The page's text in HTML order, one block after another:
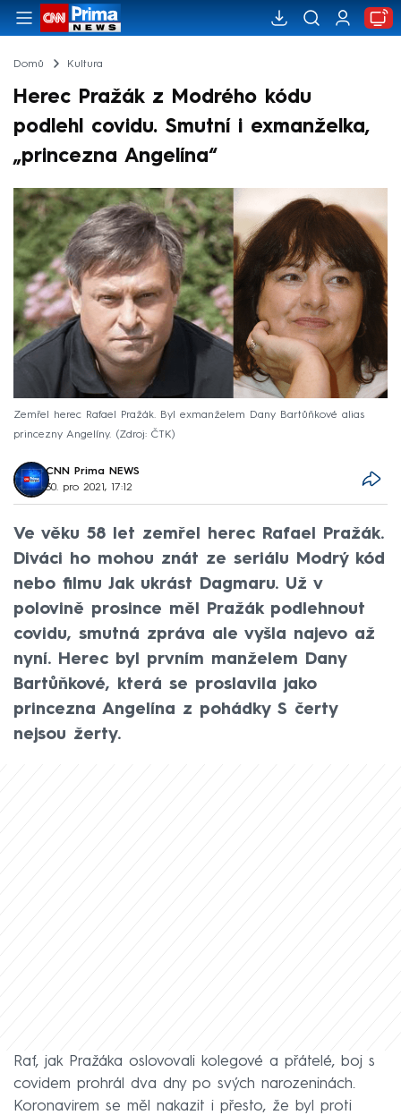
Domů Kultura
Herec Pražák z Modrého kódu
podlehl covidu. Smutní i exmanželka,
„princezna Angelína“
Zemřel herec Rafael Pražák. Byl exmanželem Dany Bartůňkové alias
princezny Angelíny.
Zdroj: ČTK
CNN Prima NEWS
30. pro 2021, 17:12
Ve věku 58 let zemřel herec Rafael Pražák.
Diváci ho mohou znát ze seriálu Modrý kód
nebo filmu Jak ukrást Dagmaru. Už v
polovině prosince měl Pražák podlehnout
covidu, smutná zpráva ale vyšla najevo až
nyní. Herec byl prvním manželem Dany
Bartůňkové, která se proslavila jako
princezna Angelína z pohádky S čerty
nejsou žerty.
Raf, jak Pražáka oslovovali kolegové a přátelé, boj s
covidem prohrál dva dny po svých narozeninách.
Koronavirem se měl nakazit i přesto, že byl proti